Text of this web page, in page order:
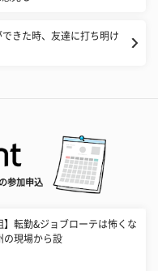
きた時、友達に打ち明け
参加申込
】転勤&ジョブローテは怖くな
の現場から設